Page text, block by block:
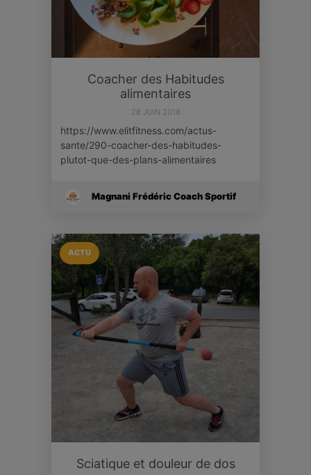
Coacher des Habitudes
alimentaires
28 JUIN 2018
https://www.elitfitness.com/actus-
sante/290-coacher-des-habitudes-
plutot-que-des-plans-alimentaires
Magnani Frédéric Coach Sportif
ACTU
Sciatique et douleur de dos